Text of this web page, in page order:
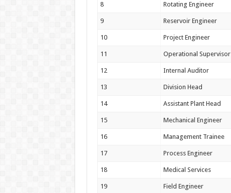
8 Rotating Engineer
9 Reservoir Engineer
10 Project Engineer
11 Operational Supervisor
12 Internal Auditor
13 Division Head
14 Assistant Plant Head
15 Mechanical Engineer
16 Management Trainee
17 Process Engineer
18 Medical Services
19 Field Engineer